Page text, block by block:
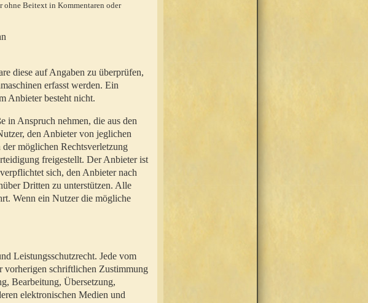
ohne Beitext in Kommentaren oder
diese auf Angaben zu überprüfen,
erfasst werden. Ein
Anbieter besteht nicht.
in Anspruch nehmen, die aus den
den Anbieter von jeglichen
möglichen Rechtsverletzung
freigestellt. Der Anbieter ist
sich, den Anbieter nach
Dritten zu unterstützen. Alle
Wenn ein Nutzer die mögliche
Leistungsschutzrecht. Jede vom
vorherigen schriftlichen Zustimmung
Bearbeitung, Übersetzung,
elektronischen Medien und